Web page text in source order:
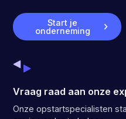
Start je
onderneming
Vraag raad aan onze
Onze opstartspecialisten